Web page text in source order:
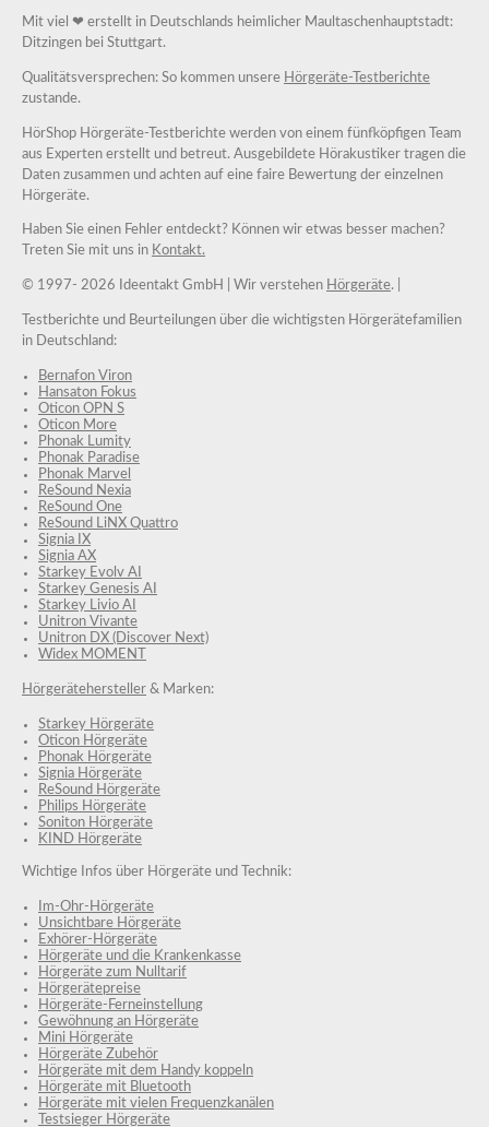
Mit viel ❤ erstellt in Deutschlands heimlicher Maultaschenhauptstadt:
Ditzingen bei Stuttgart.
Qualitätsversprechen: So kommen unsere Hörgeräte-Testberichte
zustande.
HörShop Hörgeräte-Testberichte werden von einem fünfköpfigen Team
aus Experten erstellt und betreut. Ausgebildete Hörakustiker tragen die
Daten zusammen und achten auf eine faire Bewertung der einzelnen
Hörgeräte.
Haben Sie einen Fehler entdeckt? Können wir etwas besser machen?
Treten Sie mit uns in Kontakt.
© 1997- 2026 Ideentakt GmbH | Wir verstehen Hörgeräte. |
Testberichte und Beurteilungen über die wichtigsten Hörgerätefamilien
in Deutschland:
Bernafon Viron
Hansaton Fokus
Oticon OPN S
Oticon More
Phonak Lumity
Phonak Paradise
Phonak Marvel
ReSound Nexia
ReSound One
ReSound LiNX Quattro
Signia IX
Signia AX
Starkey Evolv AI
Starkey Genesis AI
Starkey Livio AI
Unitron Vivante
Unitron DX (Discover Next)
Widex MOMENT
Hörgerätehersteller & Marken:
Starkey Hörgeräte
Oticon Hörgeräte
Phonak Hörgeräte
Signia Hörgeräte
ReSound Hörgeräte
Philips Hörgeräte
Soniton Hörgeräte
KIND Hörgeräte
Wichtige Infos über Hörgeräte und Technik:
Im-Ohr-Hörgeräte
Unsichtbare Hörgeräte
Exhörer-Hörgeräte
Hörgeräte und die Krankenkasse
Hörgeräte zum Nulltarif
Hörgerätepreise
Hörgeräte-Ferneinstellung
Gewöhnung an Hörgeräte
Mini Hörgeräte
Hörgeräte Zubehör
Hörgeräte mit dem Handy koppeln
Hörgeräte mit Bluetooth
Hörgeräte mit vielen Frequenzkanälen
Testsieger Hörgeräte